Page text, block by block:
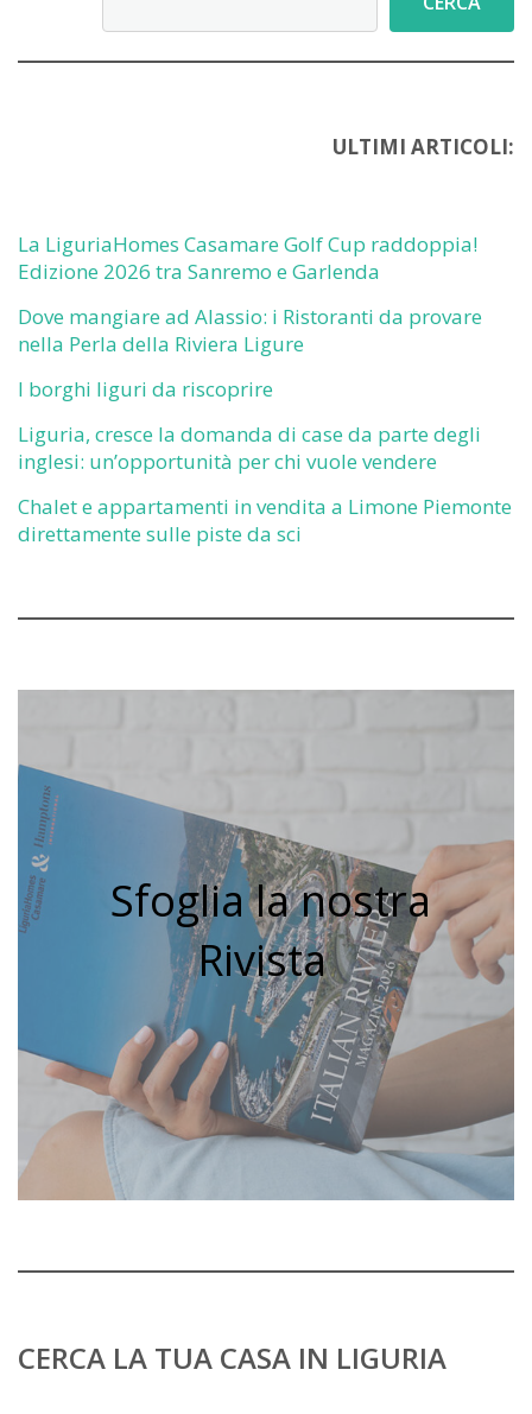
ULTIMI ARTICOLI:
La LiguriaHomes Casamare Golf Cup raddoppia!
Edizione 2026 tra Sanremo e Garlenda
Dove mangiare ad Alassio: i Ristoranti da provare
nella Perla della Riviera Ligure
I borghi liguri da riscoprire
Liguria, cresce la domanda di case da parte degli
inglesi: un’opportunità per chi vuole vendere
Chalet e appartamenti in vendita a Limone Piemonte
direttamente sulle piste da sci
Sfoglia la nostra
Rivista
CERCA LA TUA CASA IN LIGURIA